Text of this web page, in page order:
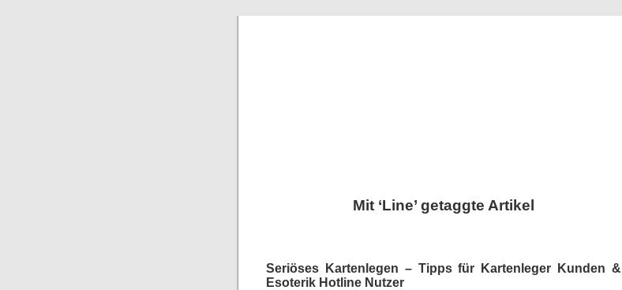
Mit ‘Line’ getaggte Artikel
Seriöses Kartenlegen – Tipps für Kartenleger Kunden &
Esoterik Hotline Nutzer